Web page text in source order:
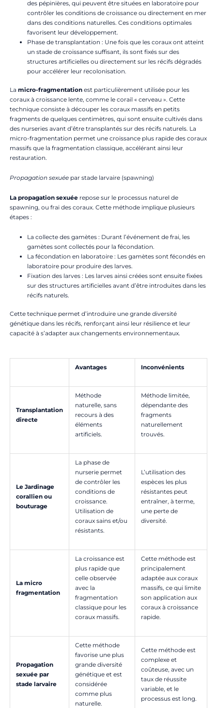
des pépinières, qui peuvent être situées en laboratoire pour
contrôler les conditions de croissance ou directement en mer
dans des conditions naturelles. Ces conditions optimales
favorisent leur développement.
Phase de transplantation : Une fois que les coraux ont atteint
un stade de croissance suffisant, ils sont fixés sur des
structures artificielles ou directement sur les récifs dégradés
pour accélérer leur recolonisation.
La micro-fragmentation est particulièrement utilisée pour les
coraux à croissance lente, comme le corail « cerveau ». Cette
technique consiste à découper les coraux massifs en petits
fragments de quelques centimètres, qui sont ensuite cultivés dans
des nurseries avant d’être transplantés sur des récifs naturels. La
micro-fragmentation permet une croissance plus rapide des coraux
massifs que la fragmentation classique, accélérant ainsi leur
restauration.
Propagation sexuée par stade larvaire (spawning)
La propagation sexuée repose sur le processus naturel de
spawning, ou frai des coraux. Cette méthode implique plusieurs
étapes :
La collecte des gamètes : Durant l’événement de frai, les
gamètes sont collectés pour la fécondation.
La fécondation en laboratoire : Les gamètes sont fécondés en
laboratoire pour produire des larves.
Fixation des larves : Les larves ainsi créées sont ensuite fixées
sur des structures artificielles avant d’être introduites dans les
récifs naturels.
Cette technique permet d’introduire une grande diversité
génétique dans les récifs, renforçant ainsi leur résilience et leur
capacité à s’adapter aux changements environnementaux.
Avantages Inconvénients
Transplantation
directe
Méthode
naturelle, sans
recours à des
éléments
artificiels.
Méthode limitée,
dépendante des
fragments
naturellement
trouvés.
Le Jardinage
corallien ou
bouturage
La phase de
nurserie permet
de contrôler les
conditions de
croissance.
Utilisation de
coraux sains et/ou
résistants.
L’utilisation des
espèces les plus
résistantes peut
entraîner, à terme,
une perte de
diversité.
La micro
fragmentation
La croissance est
plus rapide que
celle observée
avec la
fragmentation
classique pour les
coraux massifs.
Cette méthode est
principalement
adaptée aux coraux
massifs, ce qui limite
son application aux
coraux à croissance
rapide.
Propagation
sexuée par
stade larvaire
Cette méthode
favorise une plus
grande diversité
génétique et est
considérée
comme plus
naturelle.
Cette méthode est
complexe et
coûteuse, avec un
taux de réussite
variable, et le
processus est long.